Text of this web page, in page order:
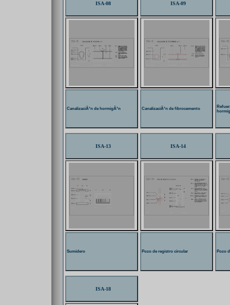
ISA-08
CanalizaciÃ³n de hormigÃ³n
ISA-09
CanalizaciÃ³n de fibrocemento
ISA-13
Sumidero
ISA-14
Pozo de registro circular Pozo
ISA-18